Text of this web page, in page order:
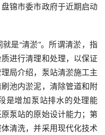
锦市委市政府于近期启动
是“清淤”。所谓清淤，指
进行清理和处理，以保证
局介绍，泵站清淤施工主
池内淤泥，清除管道和附
是增加泵站排水的处理能
泵站的原始设计能力；第
清洗，并采用现代化技术